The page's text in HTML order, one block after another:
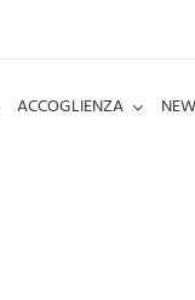
ACCOGLIENZA